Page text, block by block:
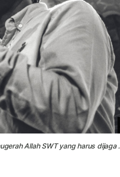
Allah SWT yang harus dijaga .